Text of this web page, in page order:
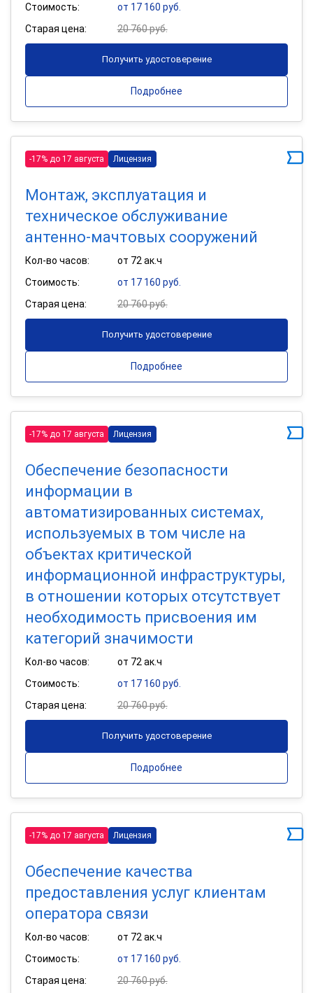
Стоимость:
от 17 160 руб.
Старая цена:
20 760 руб.
Получить удостоверение
Подробнее
-17% до 17 августа Лицензия
Монтаж, эксплуатация и
техническое обслуживание
антенно-мачтовых сооружений
Кол-во часов:
от 72 ак.ч
Стоимость:
от 17 160 руб.
Старая цена:
20 760 руб.
Получить удостоверение
Подробнее
-17% до 17 августа Лицензия
Обеспечение безопасности
информации в
автоматизированных системах,
используемых в том числе на
объектах критической
информационной инфраструктуры,
в отношении которых отсутствует
необходимость присвоения им
категорий значимости
Кол-во часов:
от 72 ак.ч
Стоимость:
от 17 160 руб.
Старая цена:
20 760 руб.
Получить удостоверение
Подробнее
-17% до 17 августа Лицензия
Обеспечение качества
предоставления услуг клиентам
оператора связи
Кол-во часов:
от 72 ак.ч
Стоимость:
от 17 160 руб.
Старая цена:
20 760 руб.